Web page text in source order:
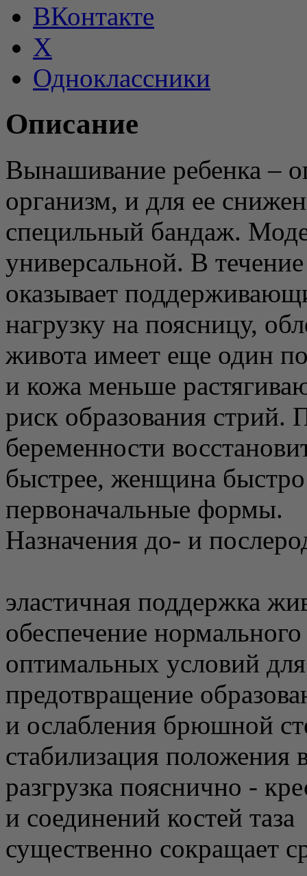
ВКонтакте
X
Одноклассники
Описание
Вынашивание ребенка –
организм, и для ее
специльный бандаж.
универсальной. В
оказывает
нагрузку на поясницу,
живота имеет еще один
и кожа меньше
риск образования
беременности
быстрее, женщина
первоначальные формы.
Назначения до- и
эластичная поддержка
обеспечение
оптимальных условий для
предотвращение
и ослабления брюшной
стабилизация положения
разгрузка пояснично -
и соединений костей таза
существенно сокращает